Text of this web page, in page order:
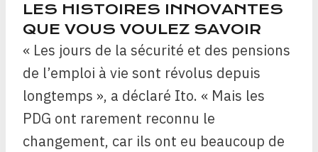
LES HISTOIRES INNOVANTES
QUE VOUS VOULEZ SAVOIR
« Les jours de la sécurité et des pensions
de l’emploi à vie sont révolus depuis
longtemps », a déclaré Ito. « Mais les
PDG ont rarement reconnu le
changement, car ils ont eu beaucoup de